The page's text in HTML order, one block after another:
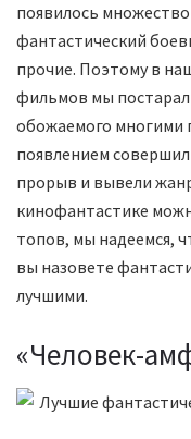
появилось
фантастический
прочие. Поэтому в
фильмов мы
обожаемого многими
появлением
прорыв и вывели
кинофантастике
топов, мы надеемся,
вы назовете
лучшими.
«Человек-